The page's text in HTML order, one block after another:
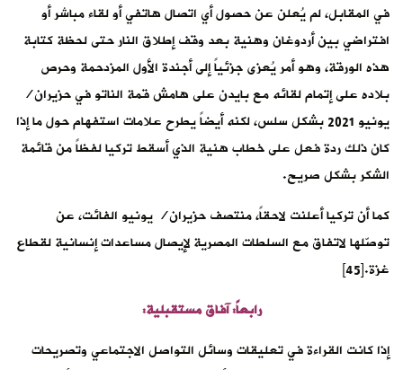
في المقابل، لم يُعلن عن حصول أي اتصال هاتفي أو لقاء مباشر أو
افتراضي بين أردوغان وهنية بعد وقف إطلاق النار حتى لحظة كتابة
هذه الورقة، وهو أمر يُعزى جزئياً إلى أجندة الأول المزدحمة وحرص
بلاده على إتمام لقائه مع بايدن على هامش قمة الناتو في حزيران/
يونيو 2021 بشكل سلس، لكنه أيضاً يطرح علامات استفهام حول ما إذا
كان ذلك ردة فعل على خطاب هنية الذي أسقط تركيا لفظاً من قائمة
الشكر بشكل صريح.
كما أن تركيا أعلنت لاحقاً، منتصف حزيران/ يونيو الفائت، عن
توصّلها لاتفاق مع السلطات المصرية لإيصال مساعدات إنسانية لقطاع
غزة.[45]
رابعاً: آفاق مستقبلية:
إذا كانت القراءة في تعليقات وسائل التواصل الاجتماعي وتصريحات